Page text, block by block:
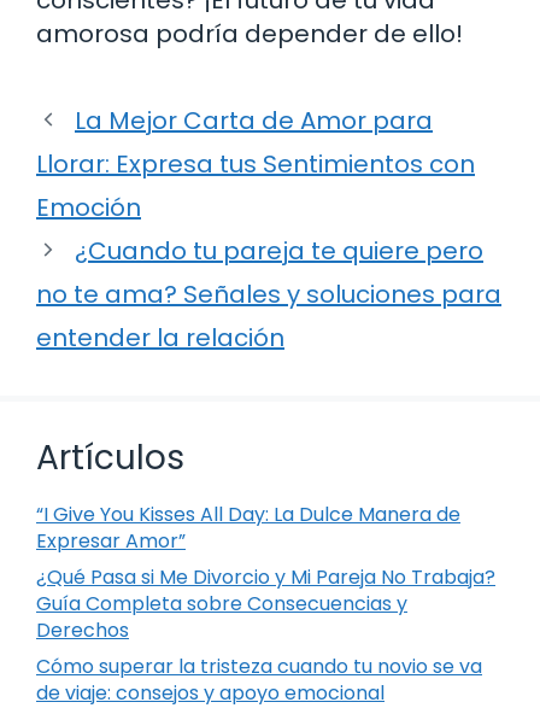
amorosa podría depender de ello!
La Mejor Carta de Amor para
Llorar: Expresa tus Sentimientos con
Emoción
¿Cuando tu pareja te quiere pero
no te ama? Señales y soluciones para
entender la relación
Artículos
“I Give You Kisses All Day: La Dulce Manera de
Expresar Amor”
¿Qué Pasa si Me Divorcio y Mi Pareja No Trabaja?
Guía Completa sobre Consecuencias y
Derechos
Cómo superar la tristeza cuando tu novio se va
de viaje: consejos y apoyo emocional